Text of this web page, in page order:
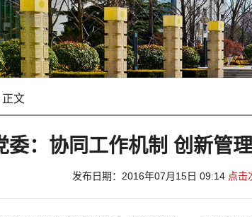
正文
委：协同工作机制 创新管
发布日期：2016年07月15日 09:14 点击